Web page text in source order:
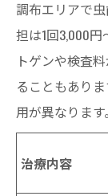
調布エリアで
担は1回3,000
トゲンや検査
ることもあり
用が異なります。
治療内容